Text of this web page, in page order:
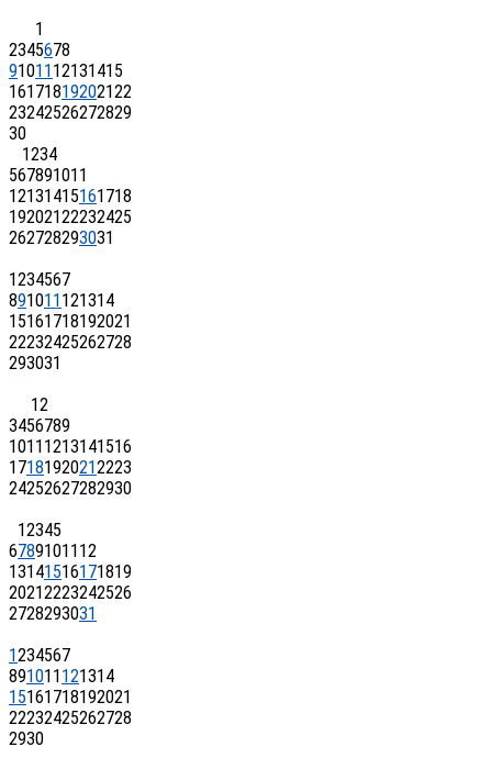
1
2345678
9101112131415
16171819202122
23242526272829
30
1234
567891011
12131415161718
19202122232425
262728293031
1234567
891011121314
15161718192021
22232425262728
293031
12
3456789
10111213141516
17181920212223
24252627282930
12345
6789101112
13141516171819
20212223242526
2728293031
1234567
891011121314
15161718192021
22232425262728
2930